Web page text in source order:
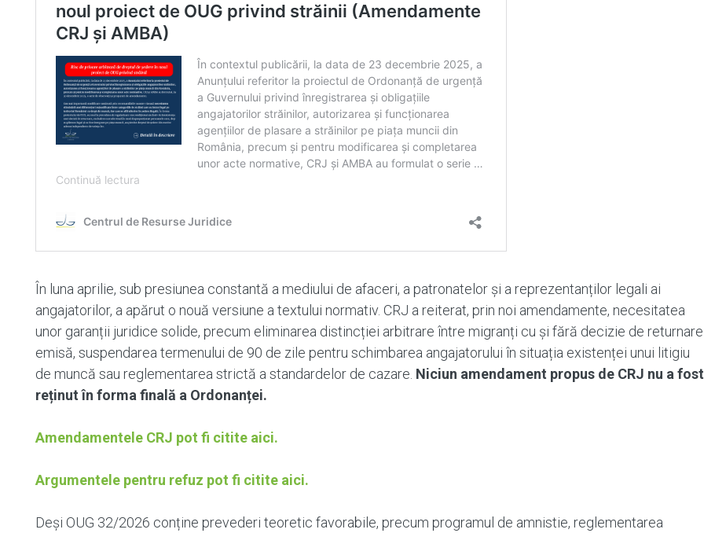
În luna aprilie, sub presiunea constantă a mediului de afaceri, a patronatelor și a reprezentanților legali ai
angajatorilor, a apărut o nouă versiune a textului normativ. CRJ a reiterat, prin noi amendamente, necesitatea
unor garanții juridice solide, precum eliminarea distincției arbitrare între migranți cu și fără decizie de returnare
emisă, suspendarea termenului de 90 de zile pentru schimbarea angajatorului în situația existenței unui litigiu
de muncă sau reglementarea strictă a standardelor de cazare. Niciun amendament propus de CRJ nu a fost
reținut în forma finală a Ordonanței.
Amendamentele CRJ pot fi citite aici.
Argumentele pentru refuz pot fi citite aici.
Deși OUG 32/2026 conține prevederi teoretic favorabile, precum programul de amnistie, reglementarea